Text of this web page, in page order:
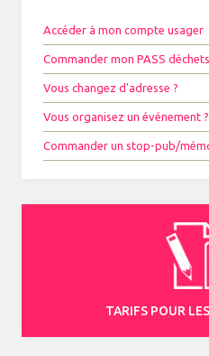
Accéder à mon compte usager
Commander mon PASS déchets
Vous changez d'adresse ?
Vous organisez un événement ?
Commander un stop-pub/
TARIFS POUR